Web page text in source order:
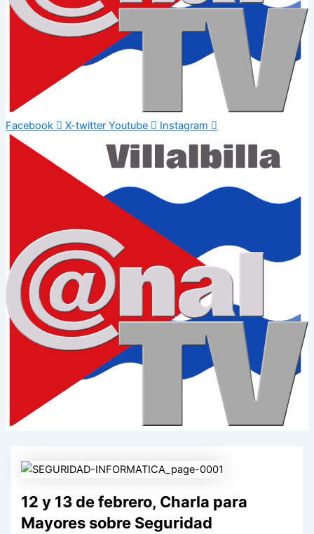
Facebook X-twitter Youtube Instagram
12 y 13 de febrero, Charla para
Mayores sobre Seguridad